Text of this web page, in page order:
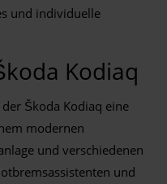
und individuelle
Kodiaq
Škoda Kodiaq eine
modernen
und verschiedenen
und